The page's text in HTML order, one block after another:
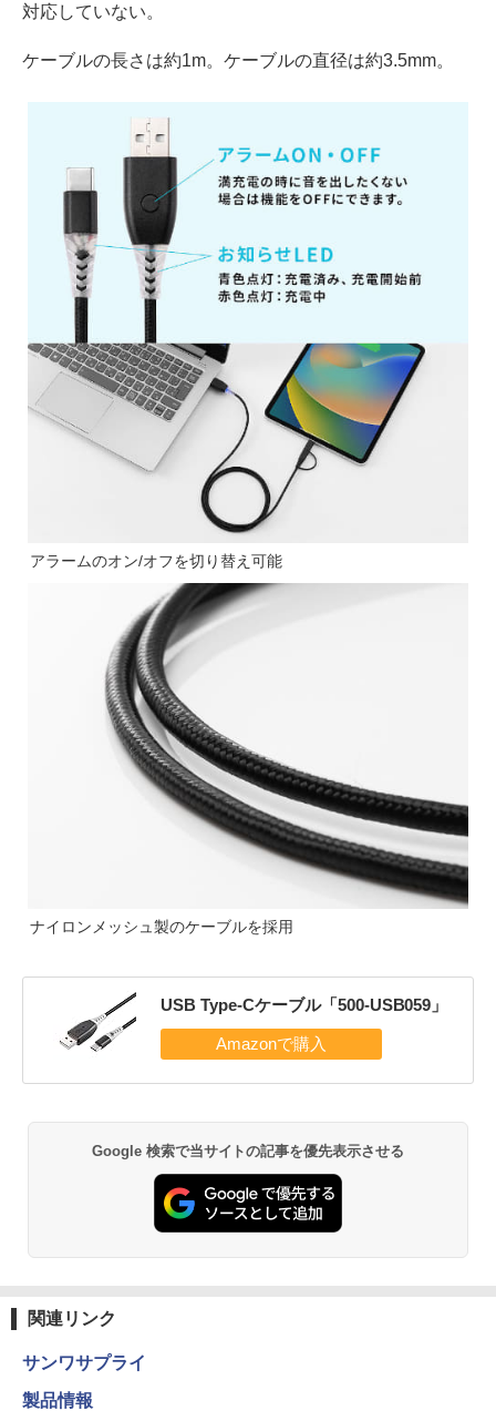
対応していない。
ケーブルの長さは約1m。ケーブルの直径は約3.5mm。
アラームのオン/オフを切り替え可能
ナイロンメッシュ製のケーブルを採用
USB Type-Cケーブル「500-USB059」
Google 検索で当サイトの記事を優先表示させる
関連リンク
サンワサプライ
製品情報